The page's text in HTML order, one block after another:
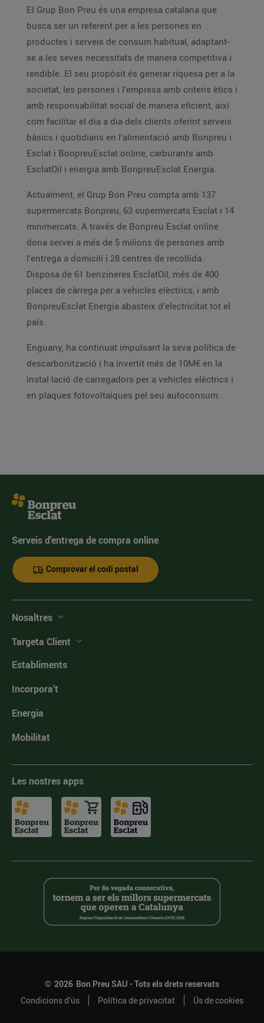
El Grup Bon Preu és una empresa catalana que
busca ser un referent per a les persones en
productes i serveis de consum habitual, adaptant-
se a les seves necessitats de manera competitiva i
rendible. El seu propòsit és generar riquesa per a la
societat, les persones i l’empresa amb criteris ètics i
amb responsabilitat social de manera eficient, així
com facilitar el dia a dia dels clients oferint serveis
bàsics i quotidians en l’alimentació amb Bonpreu i
Esclat i BonpreuEsclat online, carburants amb
EsclatOil i energia amb BonpreuEsclat Energia.
Actualment, el Grup Bon Preu compta amb 137
supermercats Bonpreu, 63 supermercats Esclat i 14
minimercats. A través de Bonpreu Esclat online
dona servei a més de 5 milions de persones amb
l’entrega a domicili i 28 centres de recollida.
Disposa de 61 benzineres EsclatOil, més de 400
places de càrrega per a vehicles elèctrics, i amb
BonpreuEsclat Energia abasteix d’electricitat tot el
país.
Enguany, ha continuat impulsant la seva política de
descarbonització i ha invertit més de 10M€ en la
instal·lació de carregadors per a vehicles elèctrics i
en plaques fotovoltaiques pel seu autoconsum.
Serveis d'entrega de compra online
Comprovar el codi postal
Nosaltres
Targeta Client
Establiments
Incorpora't
Energia
Mobilitat
Les nostres apps
© 2026 Bon Preu SAU - Tots els drets reservats
Condicions d’ús
Política de privacitat Ús de cookies